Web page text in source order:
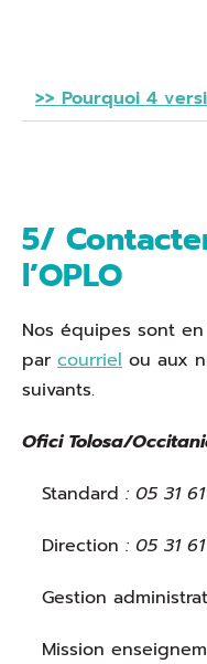
>> Pourquoi 4
5/
l’OPLO
Nos équipes sont
par courriel ou aux
suivants.
Ofici Tolosa/
Standard : 05 31
Direction : 05 31
Gestion
Mission